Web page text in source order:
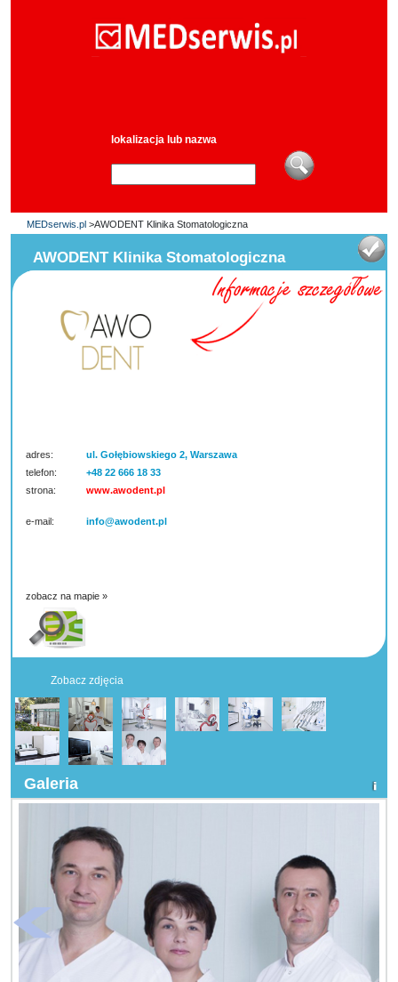
lokalizacja lub nazwa
MEDserwis.pl >AWODENT Klinika Stomatologiczna
AWODENT Klinika Stomatologiczna
adres:
ul. Gołębiowskiego 2, Warszawa
telefon:
+48 22 666 18 33
strona:
www.awodent.pl
e-mail: info@awodent.pl
zobacz na mapie »
Zobacz zdjęcia
Galeria